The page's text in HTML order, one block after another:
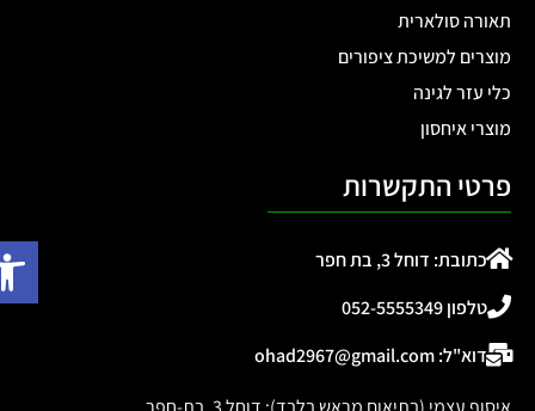
תאורה סולארית
מוצרים למשיכת ציפורים
כלי עזר לגינה
מוצרי איחסון
פרטי התקשרות
כתובת: דוחל 3, בת חפר
טלפון 052-5555349
דוא"ל: ohad2967@gmail.com